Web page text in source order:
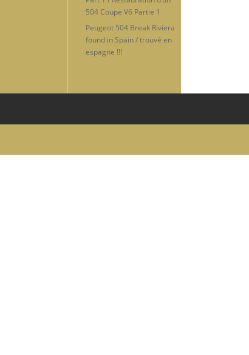
504 Coupe V6 Partie 1
Peugeot 504 Break Riviera
found in Spain / trouvé en
espagne !!!